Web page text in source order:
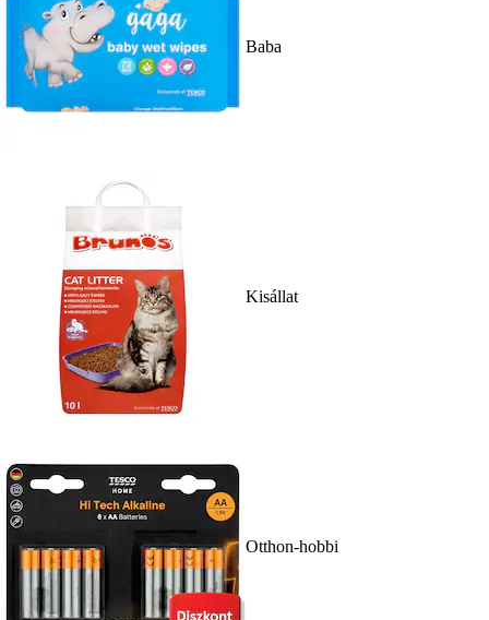
Baba
Kisállat
Otthon-hobbi